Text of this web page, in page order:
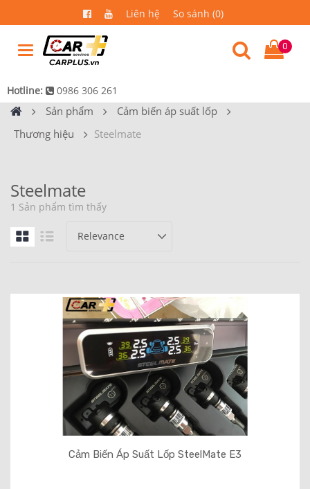
Liên hệ So sánh (0)
0
Hotline: 0986 306 261
Sản phẩm
Cảm biến áp suất lốp
Thương hiệu
Steelmate
Steelmate
1 Sản phẩm tìm thấy
Cảm Biến Áp Suất Lốp SteelMate E3